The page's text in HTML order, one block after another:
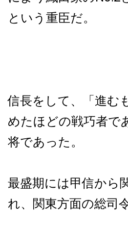
という重臣だ。
信長をして、「進
めたほどの戦巧者で
将であった。
最盛期には甲信から
れ、関東方面の総司